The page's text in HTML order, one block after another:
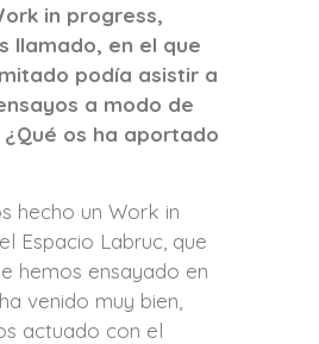
in progress,
llamado, en el que
podía asistir a
a modo de
os ha aportado
hecho un Work in
Espacio Labruc, que
hemos ensayado en
venido muy bien,
actuado con el